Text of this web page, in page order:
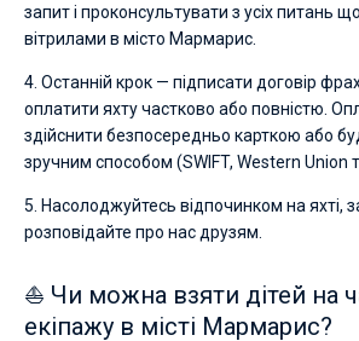
запит і проконсультувати з усіх питань
вітрилами в місто Мармарис.
4. Останній крок — підписати договір
оплатити яхту частково або повністю.
здійснити безпосередньо карткою або
зручним способом (SWIFT, Western Union
5. Насолоджуйтесь відпочинком на яхті,
розповідайте про нас друзям.
⛵ Чи можна взяти дітей на
екіпажу в місті Мармарис?